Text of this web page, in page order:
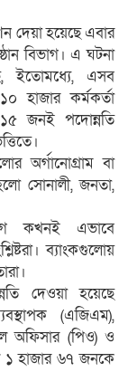
দেয়া হয়েছে এবার
বিভাগ। এ ঘটনা
ইতোমধ্যে, এসব
হাজার কর্মকর্তা
জনই পদোন্নতি
অর্গানোগ্রাম বা
সোনালী, জনতা,
কখনই এভাবে
ব্যাংকগুলোয়
দেওয়া হয়েছে
(এজিএম),
অফিসার (পিও) ও
১ হাজার ৬৭ জনকে